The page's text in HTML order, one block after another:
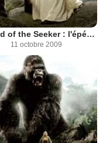
Legend of the Seeker : l'épée de vérité
11 octobre 2009